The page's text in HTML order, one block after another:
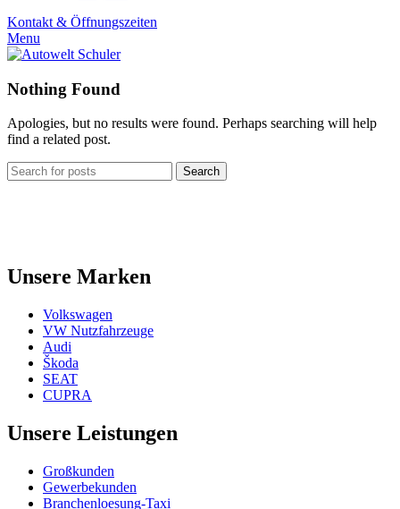
Kontakt & Öffnungszeiten
Menu
Nothing Found
Apologies, but no results were found. Perhaps searching will help
find a related post.
Search
Unsere Marken
Volkswagen
VW Nutzfahrzeuge
Audi
Škoda
SEAT
CUPRA
Unsere Leistungen
Großkunden
Gewerbekunden
Branchenloesung-Taxi